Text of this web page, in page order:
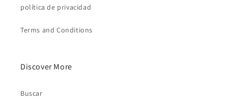
política de privacidad
Terms and Conditions
Discover More
Buscar